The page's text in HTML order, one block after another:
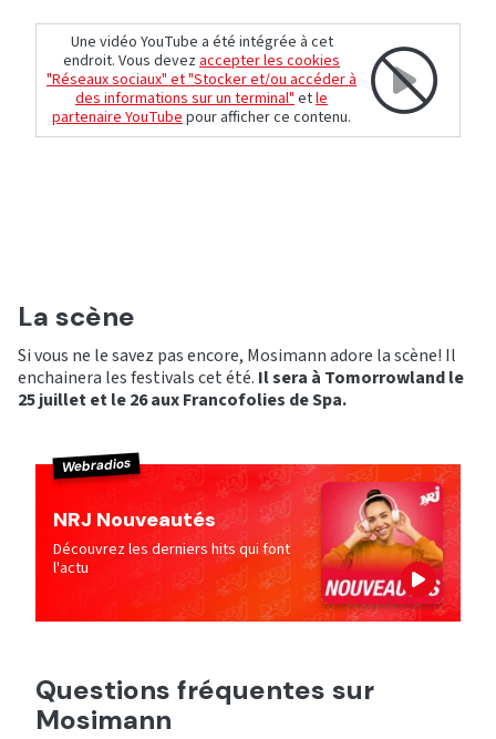
Une vidéo YouTube a été intégrée à cet
endroit. Vous devezaccepter les cookies
"Réseaux sociaux" et "Stocker et/ou accéder à
des informations sur un terminal"etle
partenaire YouTubepour afficher ce contenu.
La scène
Si vous ne le savez pas encore, Mosimann adore la scène! Il
enchainera les festivals cet été. Il sera à Tomorrowland le
25 juillet et le 26 aux Francofolies de Spa.
Webradios
NRJ Nouveautés
Découvrez les derniers hits qui font
l'actu
Questions fréquentes sur
Mosimann